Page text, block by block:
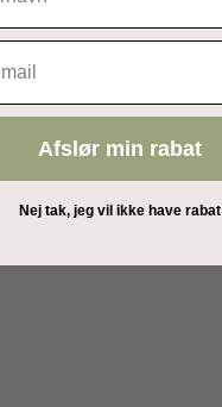
Afslør min rabat
Nej tak, jeg vil ikke have rabat